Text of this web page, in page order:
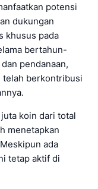
potensi
dukungan
khusus pada
bertahun-
pendanaan,
telah berkontribusi
koin dari total
menetapkan
ada
tetap aktif di